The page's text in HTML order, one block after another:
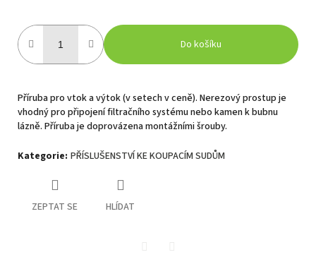
Do košíku
Příruba pro vtok a výtok (v setech v ceně). Nerezový prostup je
vhodný pro připojení filtračního systému nebo kamen k bubnu
lázně. Příruba je doprovázena montážními šrouby.
Kategorie: PŘÍSLUŠENSTVÍ KE KOUPACÍM SUDŮM
ZEPTAT SE HLÍDAT